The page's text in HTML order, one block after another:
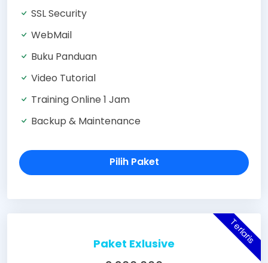
SSL Security
WebMail
Buku Panduan
Video Tutorial
Training Online 1 Jam
Backup & Maintenance
Pilih Paket
Terlaris
Paket Exlusive